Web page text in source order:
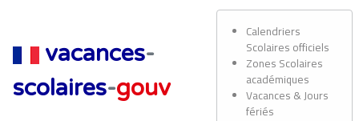
vacances-
scolaires-gouv
Calendriers
Scolaires officiels
Zones Scolaires
académiques
Vacances & Jours
fériés